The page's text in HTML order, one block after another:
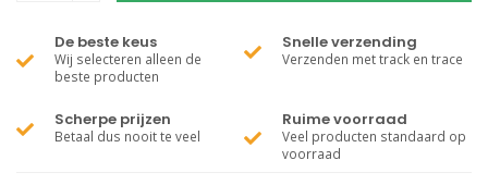
De beste keus
Wij selecteren alleen de
beste producten
Snelle verzending
Verzenden met track en trace
Scherpe prijzen
Betaal dus nooit te veel
Ruime voorraad
Veel producten standaard op
voorraad